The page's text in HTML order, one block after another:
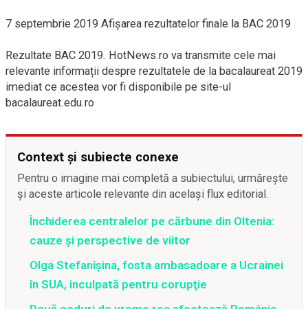
7 septembrie 2019 Afișarea rezultatelor finale la BAC 2019
Rezultate BAC 2019. HotNews.ro va transmite cele mai
relevante informații despre rezultatele de la bacalaureat 2019
imediat ce acestea vor fi disponibile pe site-ul
bacalaureat.edu.ro
Context și subiecte conexe
Pentru o imagine mai completă a subiectului, urmărește
și aceste articole relevante din același flux editorial.
Închiderea centralelor pe cărbune din Oltenia:
cauze și perspective de viitor
Olga Stefanîşina, fosta ambasadoare a Ucrainei
în SUA, inculpată pentru corupţie